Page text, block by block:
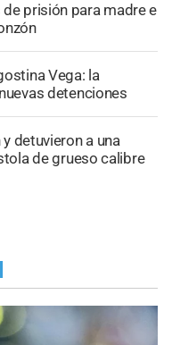
prisión para madre e
Vega: la
detenciones
detuvieron a una
de grueso calibre